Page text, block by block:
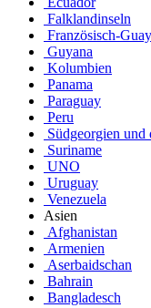
Falklandinseln
Französisch-
Guyana
Kolumbien
Panama
Paraguay
Peru
Südgeorgien
Suriname
UNO
Uruguay
Venezuela
Asien
Afghanistan
Armenien
Aserbaidschan
Bahrain
Bangladesch